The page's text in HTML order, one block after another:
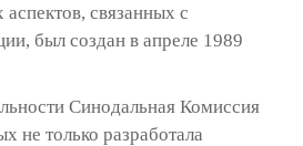
аспектов, связанных с
был создан в апреле 1989
Синодальная Комиссия
не только разработала